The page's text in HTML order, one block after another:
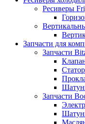
Ресиверы
Запчасти для
Запчасти
Запчасти